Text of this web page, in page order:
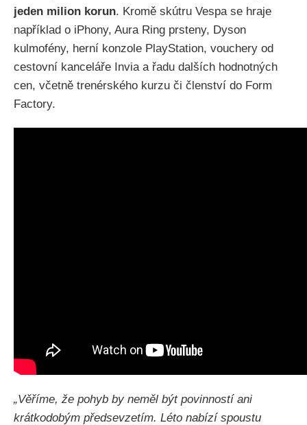
jeden milion korun. Kromě skútru Vespa se hraje
například o iPhony, Aura Ring prsteny, Dyson
kulmofény, herní konzole PlayStation, vouchery od
cestovní kanceláře Invia a řadu dalších hodnotných
cen, včetně trenérského kurzu či členství do Form
Factory.
„Věříme, že pohyb by neměl být povinností ani
krátkodobým předsevzetím. Léto nabízí spoustu